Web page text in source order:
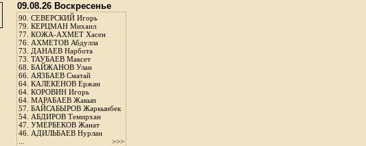
09.08.26 Воскресенье
90. СЕВЕРСКИЙ Игорь
79. КЕРЦМАН Михаил
77. КОЖА-АХМЕТ Хасен
76. АХМЕТОВ Абдулла
73. ДАНАЕВ Нарбота
73. ТАУБАЕВ Максет
68. БАЙЖАНОВ Улан
66. АЯЗБАЕВ Сматай
64. КАЛЕКЕНОВ Ержан
64. КОРОВИН Игорь
64. МАРАБАЕВ Жакып
57. БАЙСАБЫРОВ Жаркынбек
54. АБДИРОВ Темирхан
47. УМЕРБЕКОВ Жанат
46. АДИЛЬБАЕВ Нурлан
>>>